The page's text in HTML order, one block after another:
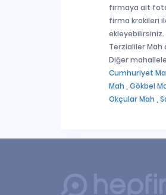
firmaya ait
firma krokileri
ekleyebilirsiniz.
Terzialiler
Diğer
Cumhuriyet
Mah , Gökbel
Okçular Mah ,